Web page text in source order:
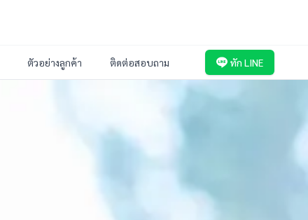
ตัวอย่างลูกค้า ติดต่อสอบถาม ทัก LINE